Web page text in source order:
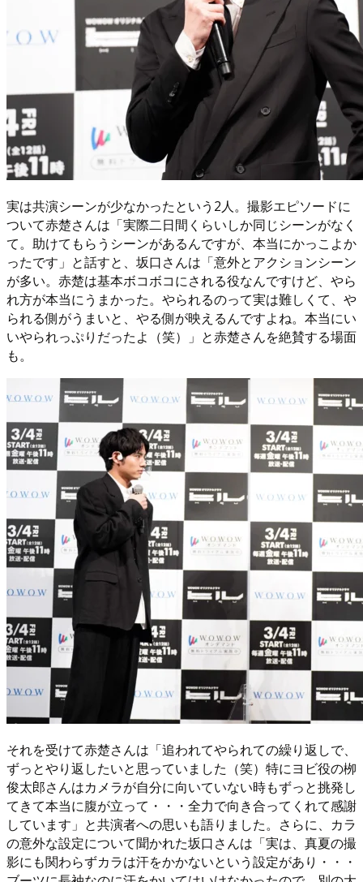
実は共演シーンが少なかったという2人。撮影エピソードに
ついて赤楚さんは「実際二日間くらいしか同じシーンがなく
て。助けてもらうシーンがあるんですが、本当にかっこよか
ったです」と話すと、坂口さんは「意外とアクションシーン
が多い。赤楚は基本ボコボコにされる役なんですけど、やら
れ方が本当にうまかった。やられるのって実は難しくて、や
られる側がうまいと、やる側が映えるんですよね。本当にい
いやられっぷりだったよ（笑）」と赤楚さんを絶賛する場面
も。
それを受けて赤楚さんは「追われてやられての繰り返しで、
ずっとやり返したいと思っていました（笑）特にヨビ役の栁
俊太郎さんはカメラが自分に向いていない時もずっと挑発し
てきて本当に腹が立って・・・全力で向き合ってくれて感謝
しています」と共演者への思いも語りました。さらに、カラ
の意外な設定について聞かれた坂口さんは「実は、真夏の撮
影にも関わらずカラは汗をかかないという設定があり・・・